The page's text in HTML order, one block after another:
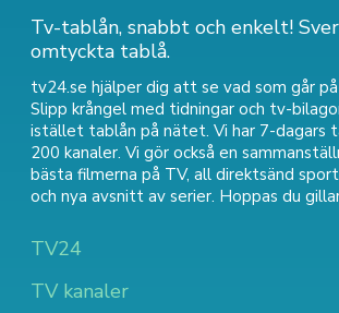
Tv-tablån, snabbt och enkelt!
omtyckta tablå.
tv24.se hjälper dig att se vad som går
Slipp krångel med tidningar och tv-
istället tablån på nätet. Vi har 7-dagars
200 kanaler. Vi gör också en
bästa filmerna på TV, all direktsänd sport
och nya avsnitt av serier. Hoppas du
TV24
TV kanaler